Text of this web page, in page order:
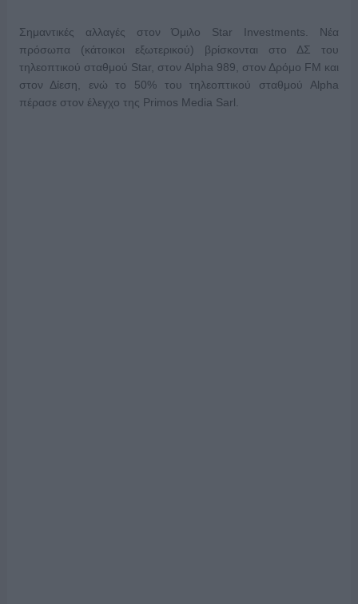
Σημαντικές αλλαγές στον Όμιλο Star Investments. Νέα
πρόσωπα (κάτοικοι εξωτερικού) βρίσκονται στο ΔΣ του
τηλεοπτικού σταθμού Star, στον Alpha 989, στον Δρόμο FM και
στον Δίεση, ενώ το 50% του τηλεοπτικού σταθμού Alpha
πέρασε στον έλεγχο της Primos Media Sarl.